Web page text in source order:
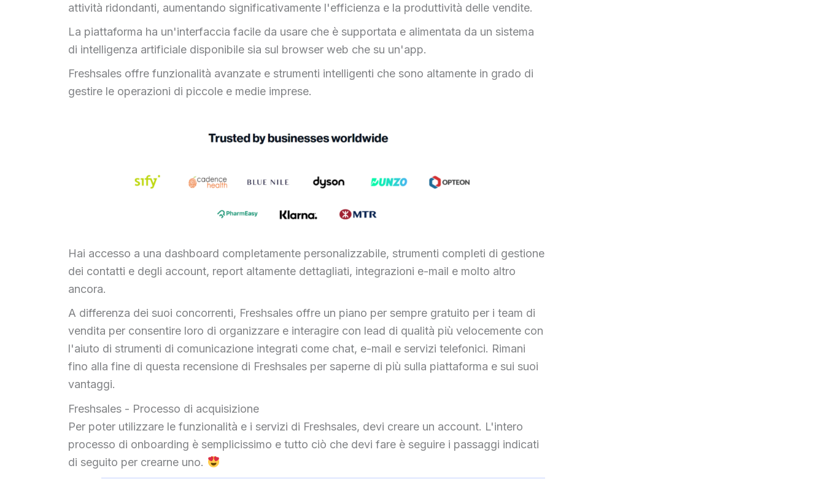
attività ridondanti, aumentando significativamente l'efficienza e la produttività delle vendite.
La piattaforma ha un'interfaccia facile da usare che è supportata e alimentata da un sistema
di intelligenza artificiale disponibile sia sul browser web che su un'app.
Freshsales offre funzionalità avanzate e strumenti intelligenti che sono altamente in grado di
gestire le operazioni di piccole e medie imprese.
Hai accesso a una dashboard completamente personalizzabile, strumenti completi di gestione
dei contatti e degli account, report altamente dettagliati, integrazioni e-mail e molto altro
ancora.
A differenza dei suoi concorrenti, Freshsales offre un piano per sempre gratuito per i team di
vendita per consentire loro di organizzare e interagire con lead di qualità più velocemente con
l'aiuto di strumenti di comunicazione integrati come chat, e-mail e servizi telefonici. Rimani
fino alla fine di questa recensione di Freshsales per saperne di più sulla piattaforma e sui suoi
vantaggi.
Freshsales - Processo di acquisizione
Per poter utilizzare le funzionalità e i servizi di Freshsales, devi creare un account. L'intero
processo di onboarding è semplicissimo e tutto ciò che devi fare è seguire i passaggi indicati
di seguito per crearne uno.